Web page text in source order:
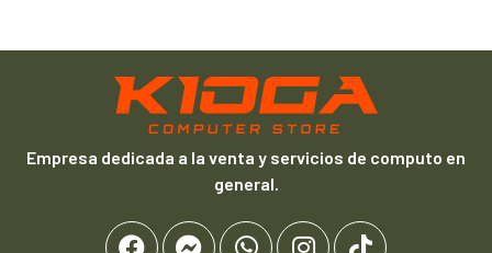
Empresa dedicada a la venta y servicios de computo en
general.